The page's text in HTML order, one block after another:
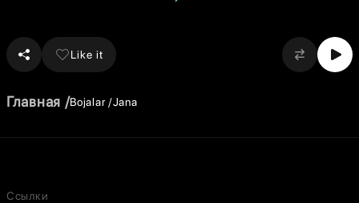
Like it
Главная Bojalar Jana
Ссылки